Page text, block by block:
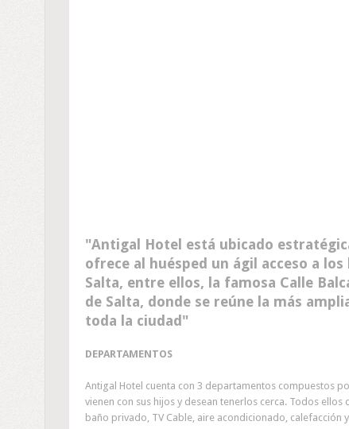
Antigal Hotel está ubicado
ofrece al huésped un ágil acceso a
Salta, entre ellos, la famosa Calle
de Salta, donde se reúne la más
toda la ciudad
DEPARTAMENTOS
Antigal Hotel cuenta con 3 departamentos compuestos
vienen con sus hijos y desean tenerlos cerca. Todos
baño privado, TV Cable, aire acondicionado, calefacción